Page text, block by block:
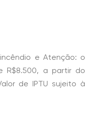
e Atenção: o
R$8.500, a partir do
de IPTU sujeito à